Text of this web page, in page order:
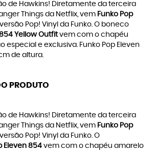
de Hawkins! Diretamente da terceira
Things da Netflix, vem Funko Pop
Pop! Vinyl da Funko. O boneco
Yellow Outfitvem com o chapéu
especial e exclusiva. Funko Pop Eleven
de altura.
PRODUTO
de Hawkins! Diretamente da terceira
Things da Netflix, vem Funko Pop
Pop! Vinyl da Funko. O
Eleven 854 vem com o chapéu amarelo